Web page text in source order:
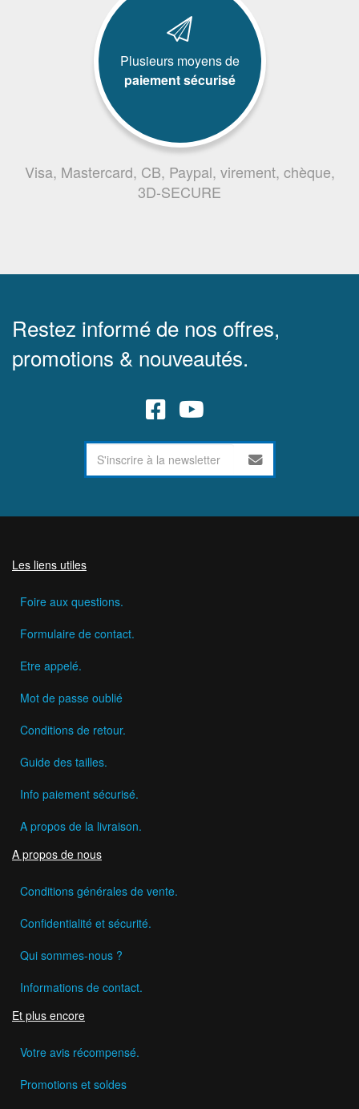
Plusieurs moyens de
paiement sécurisé
Visa, Mastercard, CB, Paypal, virement, chèque,
3D-SECURE
Restez informé de nos offres,
promotions & nouveautés.
Les liens utiles
Foire aux questions.
Formulaire de contact.
Etre appelé.
Mot de passe oublié
Conditions de retour.
Guide des tailles.
Info paiement sécurisé.
A propos de la livraison.
A propos de nous
Conditions générales de vente.
Confidentialité et sécurité.
Qui sommes-nous ?
Informations de contact.
Et plus encore
Votre avis récompensé.
Promotions et soldes